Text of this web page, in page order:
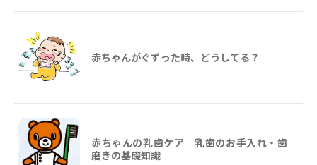
赤ちゃんがぐずった時、どうしてる？
赤ちゃんの乳歯ケア｜乳歯のお手入れ・歯
磨きの基礎知識